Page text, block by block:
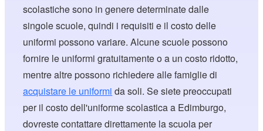
scolastiche sono in genere determinate dalle
singole scuole, quindi i requisiti e il costo delle
uniformi possono variare. Alcune scuole possono
fornire le uniformi gratuitamente o a un costo ridotto,
mentre altre possono richiedere alle famiglie di
acquistare le uniformi da soli. Se siete preoccupati
per il costo dell'uniforme scolastica a Edimburgo,
dovreste contattare direttamente la scuola per